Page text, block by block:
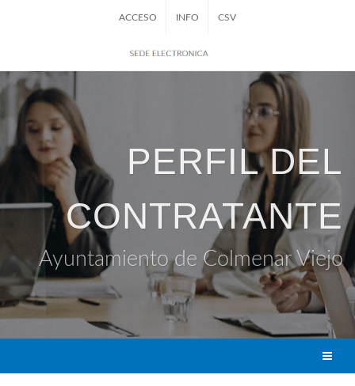
ACCESO INFO CSV
PERFIL DEL
CONTRATANTE
Ayuntamiento de Colmenar Viejo